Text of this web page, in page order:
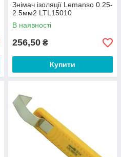
Знімач ізоляції Lemanso 0.25-
2.5мм2 LTL15010
В наявності
256,50 ₴
Купити